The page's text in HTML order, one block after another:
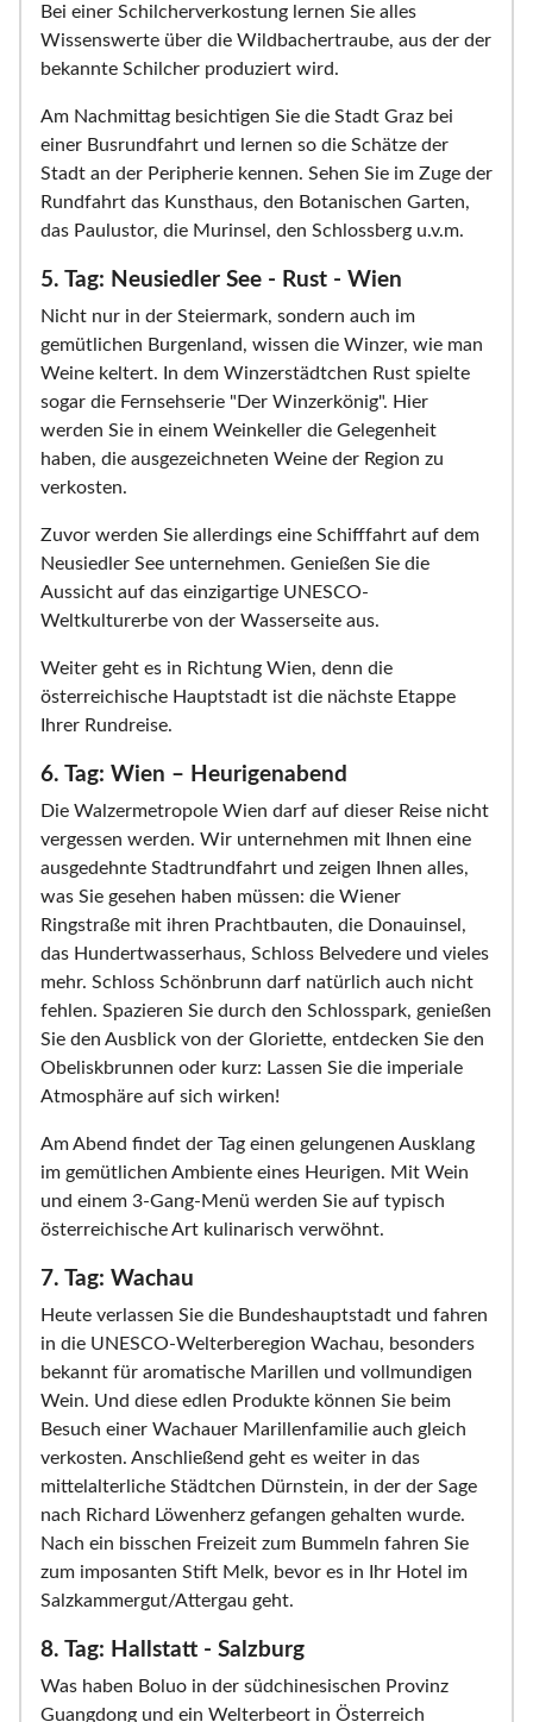
Bei einer Schilcherverkostung lernen Sie alles
Wissenswerte über die Wildbachertraube, aus der der
bekannte Schilcher produziert wird.
Am Nachmittag besichtigen Sie die Stadt Graz bei
einer Busrundfahrt und lernen so die Schätze der
Stadt an der Peripherie kennen. Sehen Sie im Zuge der
Rundfahrt das Kunsthaus, den Botanischen Garten,
das Paulustor, die Murinsel, den Schlossberg u.v.m.
5. Tag: Neusiedler See - Rust - Wien
Nicht nur in der Steiermark, sondern auch im
gemütlichen Burgenland, wissen die Winzer, wie man
Weine keltert. In dem Winzerstädtchen Rust spielte
sogar die Fernsehserie "Der Winzerkönig". Hier
werden Sie in einem Weinkeller die Gelegenheit
haben, die ausgezeichneten Weine der Region zu
verkosten.
Zuvor werden Sie allerdings eine Schifffahrt auf dem
Neusiedler See unternehmen. Genießen Sie die
Aussicht auf das einzigartige UNESCO-
Weltkulturerbe von der Wasserseite aus.
Weiter geht es in Richtung Wien, denn die
österreichische Hauptstadt ist die nächste Etappe
Ihrer Rundreise.
6. Tag: Wien – Heurigenabend
Die Walzermetropole Wien darf auf dieser Reise nicht
vergessen werden. Wir unternehmen mit Ihnen eine
ausgedehnte Stadtrundfahrt und zeigen Ihnen alles,
was Sie gesehen haben müssen: die Wiener
Ringstraße mit ihren Prachtbauten, die Donauinsel,
das Hundertwasserhaus, Schloss Belvedere und vieles
mehr. Schloss Schönbrunn darf natürlich auch nicht
fehlen. Spazieren Sie durch den Schlosspark, genießen
Sie den Ausblick von der Gloriette, entdecken Sie den
Obeliskbrunnen oder kurz: Lassen Sie die imperiale
Atmosphäre auf sich wirken!
Am Abend findet der Tag einen gelungenen Ausklang
im gemütlichen Ambiente eines Heurigen. Mit Wein
und einem 3-Gang-Menü werden Sie auf typisch
österreichische Art kulinarisch verwöhnt.
7. Tag: Wachau
Heute verlassen Sie die Bundeshauptstadt und fahren
in die UNESCO-Welterberegion Wachau, besonders
bekannt für aromatische Marillen und vollmundigen
Wein. Und diese edlen Produkte können Sie beim
Besuch einer Wachauer Marillenfamilie auch gleich
verkosten. Anschließend geht es weiter in das
mittelalterliche Städtchen Dürnstein, in der der Sage
nach Richard Löwenherz gefangen gehalten wurde.
Nach ein bisschen Freizeit zum Bummeln fahren Sie
zum imposanten Stift Melk, bevor es in Ihr Hotel im
Salzkammergut/Attergau geht.
8. Tag: Hallstatt - Salzburg
Was haben Boluo in der südchinesischen Provinz
Guangdong und ein Welterbeort in Österreich